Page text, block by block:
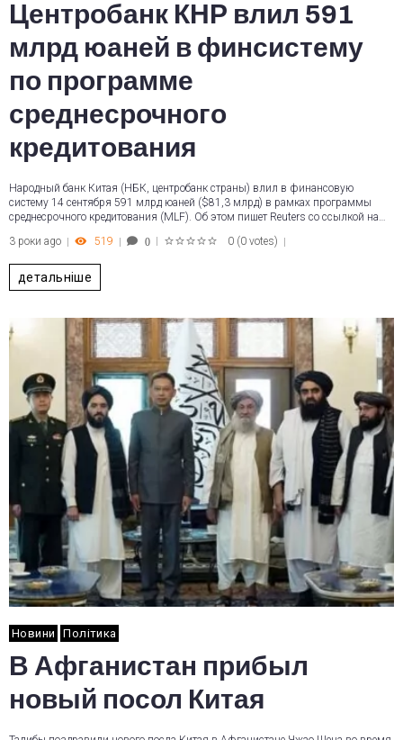
Центробанк КНР влил 591
млрд юаней в финсистему
по программе
среднесрочного
кредитования
Народный банк Китая (НБК, центробанк страны) влил в финансовую
систему 14 сентября 591 млрд юаней ($81,3 млрд) в рамках программы
среднесрочного кредитования (MLF). Об этом пишет Reuters со ссылкой на…
3 роки ago
519 0 0 (0 votes)
детальніше
Новини Політика
В Афганистан прибыл
новый посол Китая